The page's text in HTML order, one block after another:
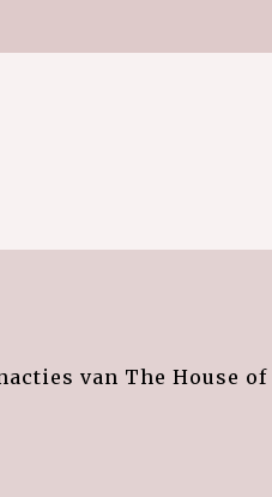
van The House